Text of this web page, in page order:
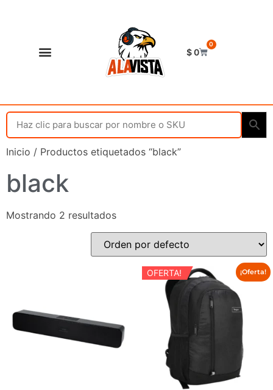
$0
0
Inicio / Productos etiquetados “black”
black
Mostrando 2 resultados
¡Oferta!
OFERTA!